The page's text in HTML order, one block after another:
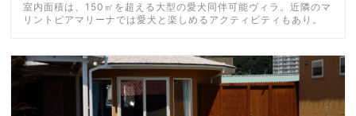
室内面積は、150㎡を超える大型の愛犬同伴可能ヴィラ。近隣のマ
リントピアマリーナでは愛犬と楽しめるアクティビティもあり。